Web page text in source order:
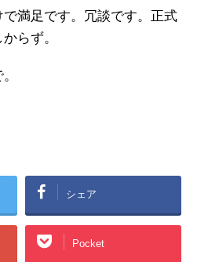
満足です。冗談です。正式
らず。
シェア
Pocket